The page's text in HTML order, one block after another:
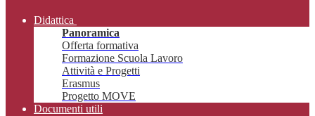
Didattica
Panoramica
Offerta formativa
Formazione Scuola Lavoro
Attività e Progetti
Erasmus
Progetto MOVE
Documenti utili